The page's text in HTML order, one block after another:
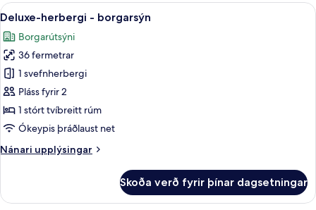
sjávarútsýni
hluta
Skoða
allar
myndir
fyrir
Deluxe-
herbergi
-
borgarsýn
Deluxe-herbergi - borgarsýn |
6
Deluxe-herbergi - borgarsýn
Borgarútsýni
36 fermetrar
1 svefnherbergi
Pláss fyrir 2
1 stórt tvíbreitt rúm
Ókeypis þráðlaust net
Nánari upplýsingar
Nánari
herbergi
Skoða verð fyrir þínar dagsetningar